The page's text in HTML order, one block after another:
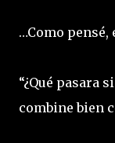
…Como pensé,
“¿Qué pasara
combine bien